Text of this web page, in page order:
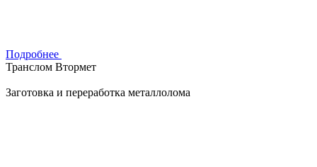
Подробнее
Транслом Втормет
Заготовка и переработка металлолома